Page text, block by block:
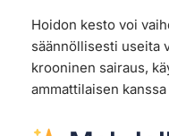
Hoidon kesto voi
säännöllisesti useita
krooninen sairaus,
ammattilaisen